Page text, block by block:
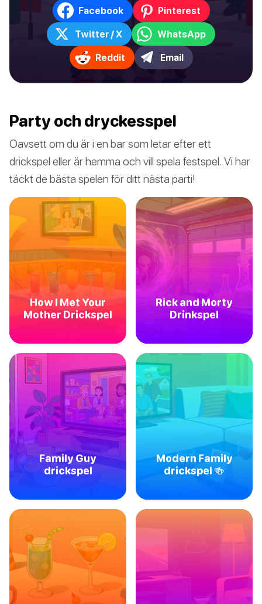
Facebook Pinterest
Twitter / X WhatsApp
Reddit Email
Party och dryckesspel
Oavsett om du är i en bar som letar efter ett
drickspel eller är hemma och vill spela festspel. Vi har
täckt de bästa spelen för ditt nästa parti!
How I Met Your
Mother Drickspel
Rick and Morty
Drinkspel
Family Guy
drickspel
Modern Family
drickspel 🍻